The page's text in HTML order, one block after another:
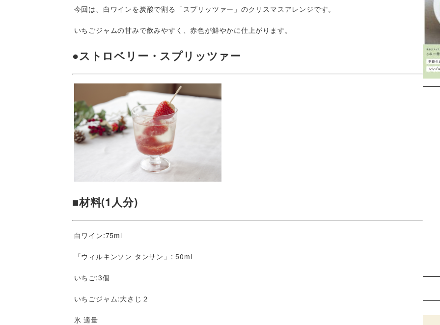
今回は、白ワインを炭酸で割る「スプリッツァー」のクリスマスアレンジです。
いちごジャムの甘みで飲みやすく、赤色が鮮やかに仕上がります。
●ストロベリー・スプリッツァー
■材料(1人分)
白ワイン:75ml
「ウィルキンソン タンサン」: 50ml
いちご:3個
いちごジャム:大さじ２
氷 適量